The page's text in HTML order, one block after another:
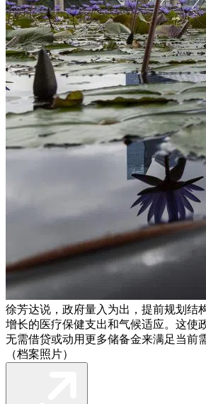
徐芳达说，政府量入为出，提前规划结
增长的医疗保健支出和气候适应。这使
无需借贷或动用更多储备金来满足当前
（档案照片）